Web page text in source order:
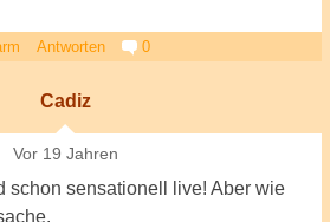
Antworten 0
Cadiz
Vor 19 Jahren
schon sensationell live! Aber wie